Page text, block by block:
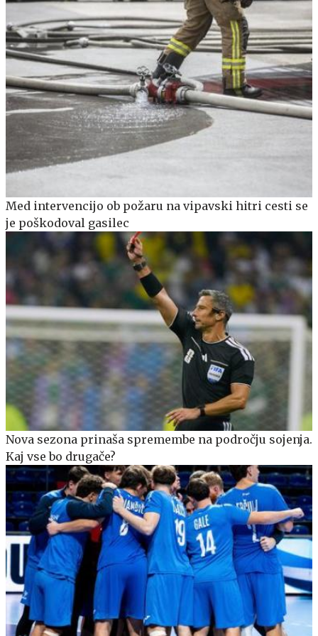
Med intervencijo ob požaru na vipavski hitri cesti se
je poškodoval gasilec
Nova sezona prinaša spremembe na področju sojenja.
Kaj vse bo drugače?